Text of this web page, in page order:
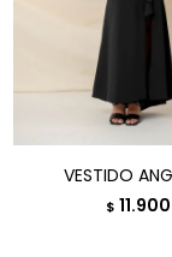
VESTIDO
$ 11.900